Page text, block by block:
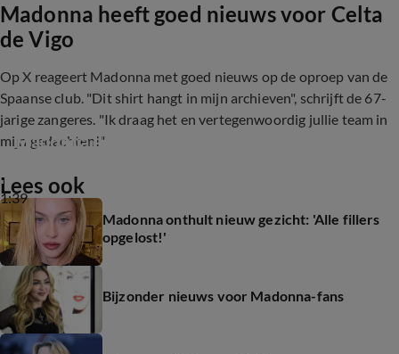
Madonna heeft goed nieuws voor Celta
de Vigo
Op X reageert Madonna met goed nieuws op de oproep van de
Spaanse club. "Dit shirt hangt in mijn archieven", schrijft de 67-
jarige zangeres. "Ik draag het en vertegenwoordig jullie team in
mijn gedachten!"
1:39
Madonna door de jaren heen
Lees ook
Madonna onthult nieuw gezicht: 'Alle fillers
opgelost!'
Bijzonder nieuws voor Madonna-fans